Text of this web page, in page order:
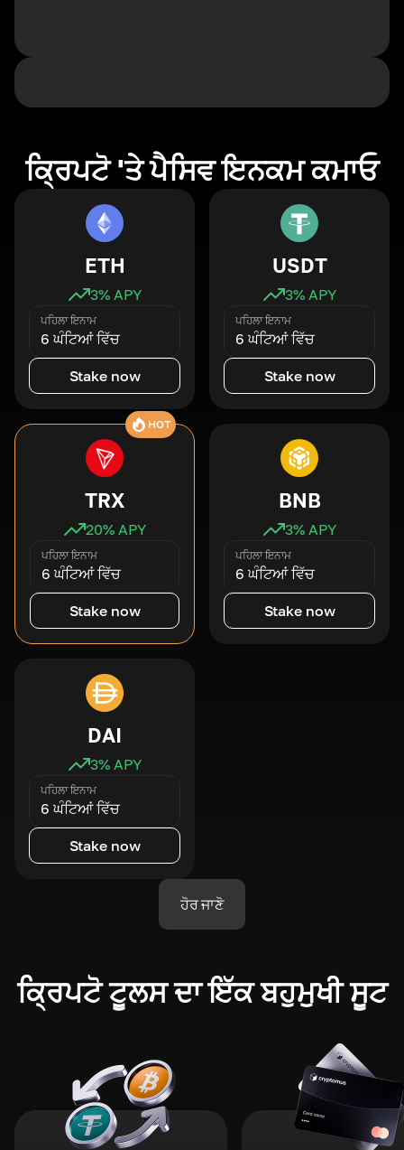
ਕ੍ਰਿਪਟੋ 'ਤੇ ਪੈਸਿਵ ਇਨਕਮ ਕਮਾਓ
ETH
3% APY
ਪਹਿਲਾ ਇਨਾਮ
6 ਘੰਟਿਆਂ ਵਿੱਚ
Stake now
USDT
3% APY
ਪਹਿਲਾ ਇਨਾਮ
6 ਘੰਟਿਆਂ ਵਿੱਚ
Stake now
HOT
TRX
20% APY
ਪਹਿਲਾ ਇਨਾਮ
6 ਘੰਟਿਆਂ ਵਿੱਚ
Stake now
BNB
3% APY
ਪਹਿਲਾ ਇਨਾਮ
6 ਘੰਟਿਆਂ ਵਿੱਚ
Stake now
DAI
3% APY
ਪਹਿਲਾ ਇਨਾਮ
6 ਘੰਟਿਆਂ ਵਿੱਚ
Stake now
ਹੋਰ ਜਾਣੋ
ਕ੍ਰਿਪਟੋ ਟੂਲਸ ਦਾ ਇੱਕ ਬਹੁਮੁਖੀ ਸੂਟ